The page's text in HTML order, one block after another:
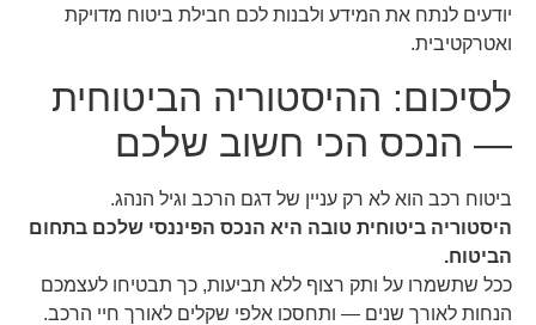
יודעים לנתח את המידע ולבנות לכם חבילת ביטוח מדויקת
ואטרקטיבית.
לסיכום: ההיסטוריה הביטוחית
— הנכס הכי חשוב שלכם
ביטוח רכב הוא לא רק עניין של דגם הרכב וגיל הנהג.
היסטוריה ביטוחית טובה היא הנכס הפיננסי שלכם בתחום
הביטוח.
ככל שתשמרו על ותק רצוף ללא תביעות, כך תבטיחו לעצמכם
הנחות לאורך שנים — ותחסכו אלפי שקלים לאורך חיי הרכב.